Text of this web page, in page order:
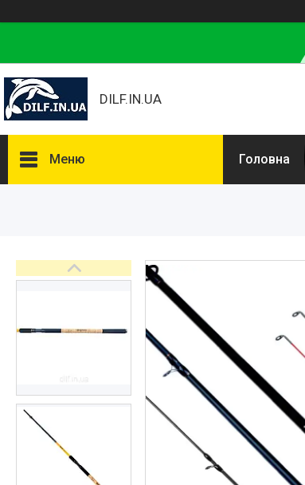
DILF.IN.UA
Меню
Рибальські снасті
РОЗПРОДАЖ! Мега знижки!
Повернення та обмін
Головна